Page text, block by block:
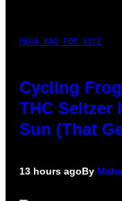
MAHA HAQ FOR VICE
Cycling
THC Seltzer
Sun (That
13 hours agoBy